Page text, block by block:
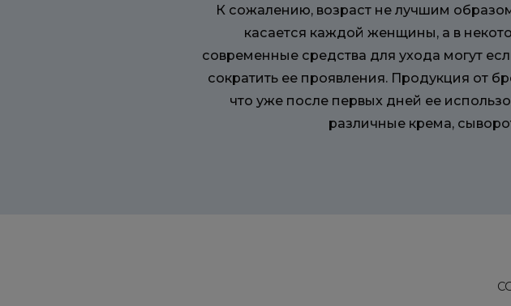
К сожалению, возраст не лучшим
касается каждой женщины, а в
современные средства для ухода могут
сократить ее проявления. Продукция от
что уже после первых дней ее
различные крема,